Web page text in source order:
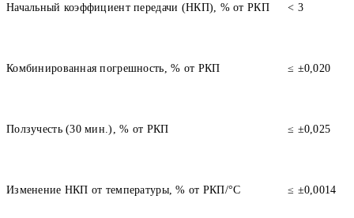
Начальный коэффициент передачи (НКП), % от РКП < 3
Комбинированная погрешность, % от РКП ≤ ±0,020
Ползучесть (30 мин.), % от РКП ≤ ±0,025
Изменение НКП от температуры, % от РКП/°С ≤ ±0,0014